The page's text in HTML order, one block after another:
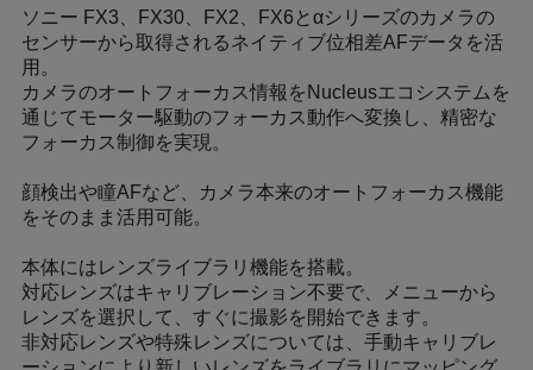
ソニー FX3、FX30、FX2、FX6とαシリーズのカメラの
センサーから取得されるネイティブ位相差AFデータを活
用。
カメラのオートフォーカス情報をNucleusエコシステムを
通じてモーター駆動のフォーカス動作へ変換し、精密な
フォーカス制御を実現。
顔検出や瞳AFなど、カメラ本来のオートフォーカス機能
をそのまま活用可能。
本体にはレンズライブラリ機能を搭載。
対応レンズはキャリブレーション不要で、メニューから
レンズを選択して、すぐに撮影を開始できます。
非対応レンズや特殊レンズについては、手動キャリブレ